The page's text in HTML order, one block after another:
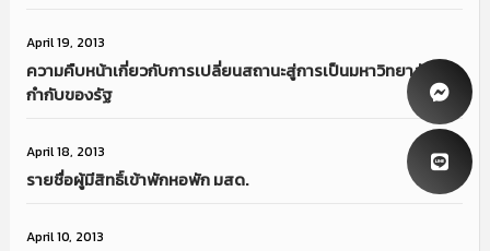
April 19, 2013
ความคืบหน้าเกี่ยวกับการเปลี่ยนสถานะสู่การเป็นมหาวิทยาลัยใน
กำกับของรัฐ
April 18, 2013
รายชื่อผู้มีสิทธิ์เข้าพักหอพัก มสด.
April 10, 2013